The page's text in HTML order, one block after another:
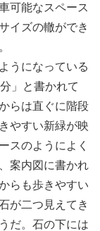
可能なスペース
イズの轍ができ
うになっている
」と書かれて
らは直ぐに階段
やすい新緑が映
スのようによく
案内図に書かれ
らも歩きやすい
が二つ見えてき
だ。石の下には